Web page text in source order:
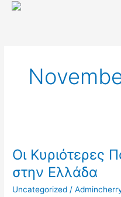
Skip
Οι Κυριότερες
στην Ελλάδα
Uncategorized /
Ποικιλίες
Κερασιάς
στην
Ελλάδα